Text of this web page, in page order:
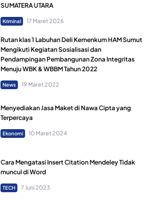
SUMATERA UTARA
Kriminal 17 Maret 2026
Rutan klas 1 Labuhan Deli Kemenkum HAM Sumut
Mengikuti Kegiatan Sosialisasi dan
Pendampingan Pembangunan Zona Integritas
Menuju WBK & WBBM Tahun 2022
News 19 Maret 2022
Menyediakan Jasa Maket di Nawa Cipta yang
Terpercaya
Ekonomi 10 Maret 2024
Cara Mengatasi Insert Citation Mendeley Tidak
muncul di Word
TECH 7 Juni 2023